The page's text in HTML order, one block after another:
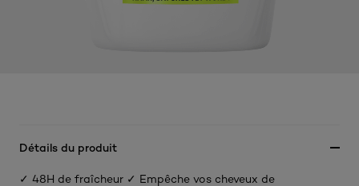
Détails du produit
✓ 48H de fraîcheur ✓ Empêche vos cheveux de